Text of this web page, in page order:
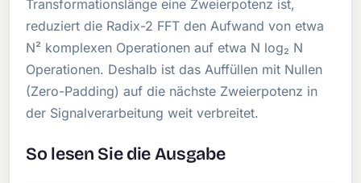
Transformationslänge eine Zweierpotenz ist,
reduziert die Radix-2 FFT den Aufwand von etwa
N² komplexen Operationen auf etwa N log₂ N
Operationen. Deshalb ist das Auffüllen mit Nullen
(Zero-Padding) auf die nächste Zweierpotenz in
der Signalverarbeitung weit verbreitet.
So lesen Sie die Ausgabe